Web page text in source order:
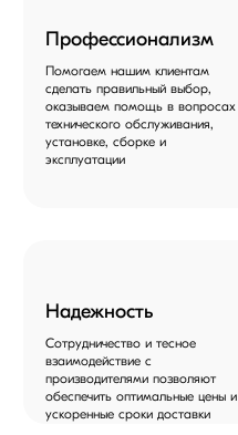
Профессионализм
Помогаем нашим клиентам
сделать правильный выбор,
оказываем помощь в вопросах
технического обслуживания,
установке, сборке и
эксплуатации
Надежность
Сотрудничество и тесное
взаимодействие с
производителями позволяют
обеспечить оптимальные цены и
ускоренные сроки доставки